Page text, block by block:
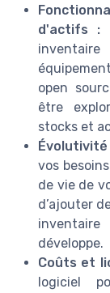
d'actifs :
open
être
stocks et
Évolutivité
vos
de vie de
d’ajouter
développe.
Coûts et
logiciel